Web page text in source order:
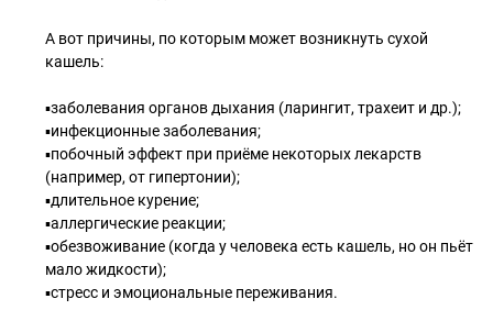
А вот причины, по которым может возникнуть сухой
кашель:
▪заболевания органов дыхания (ларингит, трахеит и др.);
▪инфекционные заболевания;
▪побочный эффект при приёме некоторых лекарств
(например, от гипертонии);
▪длительное курение;
▪аллергические реакции;
▪обезвоживание (когда у человека есть кашель, но он пьёт
мало жидкости);
▪стресс и эмоциональные переживания.